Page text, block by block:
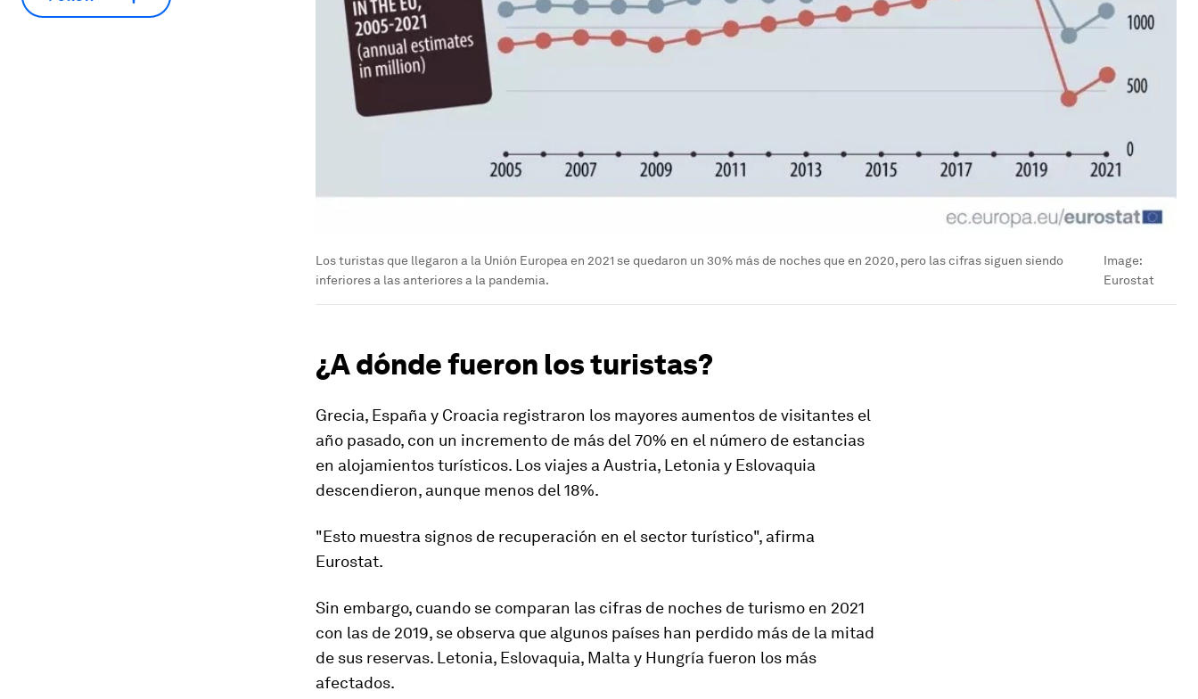
Los turistas que llegaron a la Unión Europea en 2021 se quedaron un 30% más de noches que en 2020, pero las cifras siguen siendo
inferiores a las anteriores a la pandemia.
Image:
Eurostat
¿A dónde fueron los turistas?
Grecia, España y Croacia registraron los mayores aumentos de visitantes el
año pasado, con un incremento de más del 70% en el número de estancias
en alojamientos turísticos. Los viajes a Austria, Letonia y Eslovaquia
descendieron, aunque menos del 18%.
"Esto muestra signos de recuperación en el sector turístico", afirma
Eurostat.
Sin embargo, cuando se comparan las cifras de noches de turismo en 2021
con las de 2019, se observa que algunos países han perdido más de la mitad
de sus reservas. Letonia, Eslovaquia, Malta y Hungría fueron los más
afectados.